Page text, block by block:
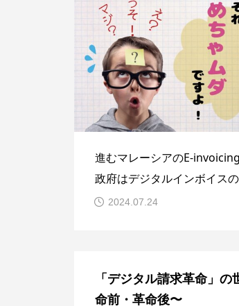
進むマレーシアのE-
政府はデジタルインボイス
様であるPeppolの導入を
業に対して法人税申告の前
2024.07.24
「デジタル請求革命」
命前・革命後〜